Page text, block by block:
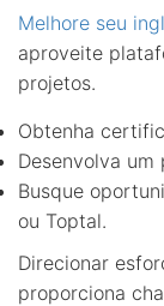
Melhore seu
aproveite
projetos.
Obtenha
Desenvolva
Busque
ou Toptal.
Direcionar
proporciona